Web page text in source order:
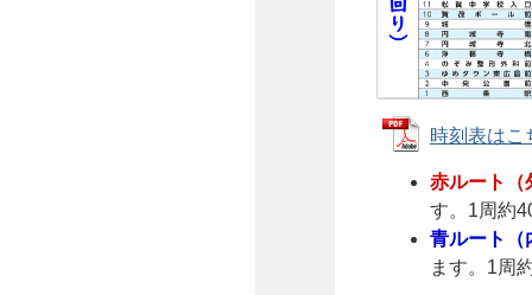
時刻表はこ
赤ルート（
す。1周約
青ルート（
ます。1周